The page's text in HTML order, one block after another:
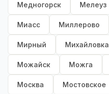
Медногорск Мелеуз
Миасс Миллерово
Мирный Михайловка
Можайск Можга
Москва Мостовское